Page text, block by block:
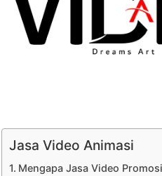
Jasa Video Animasi
Mengapa Jasa Video